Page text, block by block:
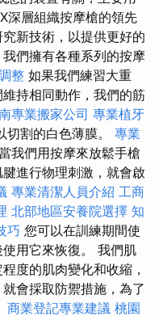
深層組織按摩槍的領先
新技術，以提供更好的
們擁有各種系列的按摩
整 如果我們練習大重
持相同動作，我們的筋
專業搬家公司 專業植牙
割的白色薄膜。 專業
我們用按摩來放鬆手槍
進行物理刺激，就會啟
專業清潔人員介紹 工商
北部地區安養院選擇 知
巧 您可以在訓練期間使
用它來恢復。 我們肌
度的肌肉變化和收縮，
會採取防禦措施，為了
商業登記專業建議 桃園